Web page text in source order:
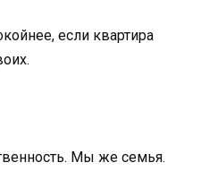
если квартира
Мы же семья.